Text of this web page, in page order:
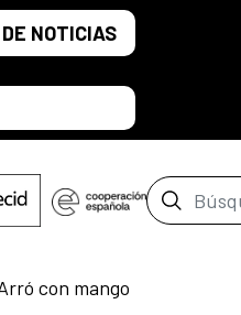
NOTICIAS
Barra
con mango